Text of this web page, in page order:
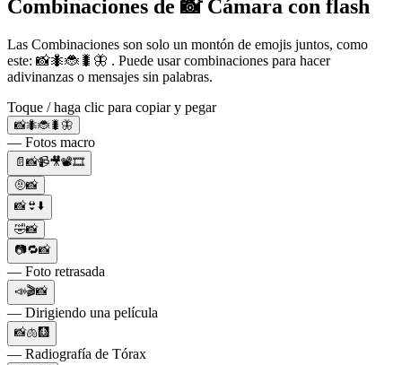
Combinaciones de 📸 Cámara con flash
Las Combinaciones son solo un montón de emojis juntos, como
este: 📸🐜🐞🐛🦋 . Puede usar combinaciones para hacer
adivinanzas o mensajes sin palabras.
Toque / haga clic para copiar y pegar
📸🐜🐞🐛🦋
— Fotos macro
📄📸📹🎥📽🎞
🤨📸
📸👙⬇️
🤣📸
📷🔁📸
— Foto retrasada
📣🎬📸
— Dirigiendo una película
📸🫁🩻
— Radiografía de Tórax